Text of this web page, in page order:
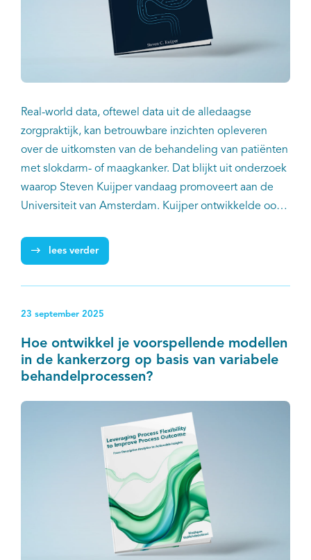
Real-world data, oftewel data uit de alledaagse
zorgpraktijk, kan betrouwbare inzichten opleveren
over de uitkomsten van de behandeling van patiënten
met slokdarm- of maagkanker. Dat blijkt uit onderzoek
waarop Steven Kuijper vandaag promoveert aan de
Universiteit van Amsterdam. Kuijper ontwikkelde ook
leven na behandeling. Daarmee kunnen mensen met
slokdarm- of maagkanker vooraf beter worden
behandelkeuze te maken.
lees verder
23 september 2025
Hoe ontwikkel je voorspellende modellen
in de kankerzorg op basis van variabele
behandelprocessen?